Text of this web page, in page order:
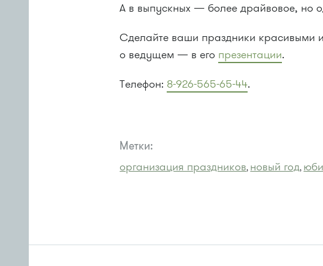
А в выпускных — более драйвовое, но
Сделайте ваши праздники красивыми
о ведущем — в его презентации.
Телефон: 8-926-565-65-44.
Метки:
организация праздников, новый год,